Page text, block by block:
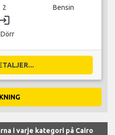
2 Bensin
login
i varje kategori på Cairo